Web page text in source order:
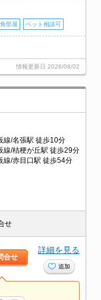
角部屋 ペット相談可
情報更新日 2026/08/02
線/名張駅 徒歩10分
線/桔梗が丘駅 徒歩29分
線/赤目口駅 徒歩54分
せ
合せ
詳細を見る
追加